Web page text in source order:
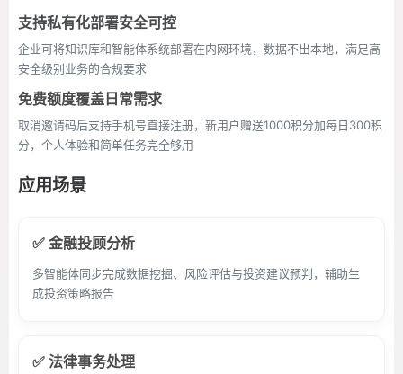
支持私有化部署安全可控
企业可将知识库和智能体系统部署在内网环境，数据不出本地，满足高
安全级别业务的合规要求
免费额度覆盖日常需求
取消邀请码后支持手机号直接注册，新用户赠送1000积分加每日300积
分，个人体验和简单任务完全够用
应用场景
✅ 金融投顾分析
多智能体同步完成数据挖掘、风险评估与投资建议预判，辅助生
成投资策略报告
✅ 法律事务处理